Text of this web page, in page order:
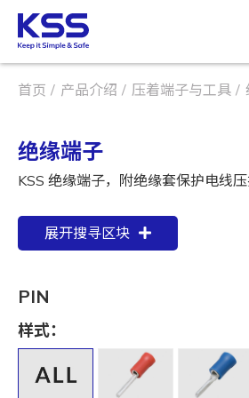
首页 产品介绍 压着端子与工具
绝缘端子
KSS 绝缘端子，附绝缘套保护电线压
展开搜寻区块
PIN
样式：